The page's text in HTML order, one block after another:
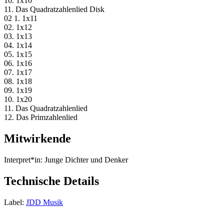
11. Das Quadratzahlenlied Disk
02 1. 1x11
02. 1x12
03. 1x13
04. 1x14
05. 1x15
06. 1x16
07. 1x17
08. 1x18
09. 1x19
10. 1x20
11. Das Quadratzahlenlied
12. Das Primzahlenlied
Mitwirkende
Interpret*in: Junge Dichter und Denker
Technische Details
Label: JDD Musik